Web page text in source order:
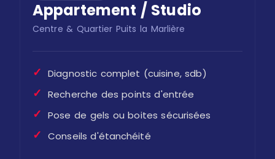
Appartement / Studio
Centre & Quartier Puits la Marlière
✓ Diagnostic complet (cuisine, sdb)
✓ Recherche des points d'entrée
✓ Pose de gels ou boites sécurisées
✓ Conseils d'étanchéité